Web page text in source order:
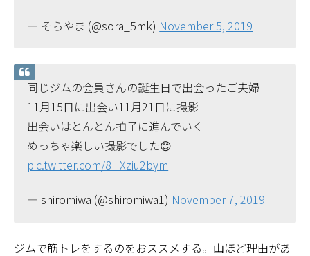
— そらやま (@sora_5mk) November 5, 2019
同じジムの会員さんの誕生日で出会ったご夫婦
11月15日に出会い11月21日に撮影
出会いはとんとん拍子に進んでいく
めっちゃ楽しい撮影でした😊
pic.twitter.com/8HXziu2bym
— shiromiwa (@shiromiwa1) November 7, 2019
ジムで筋トレをするのをおススメする。山ほど理由があ